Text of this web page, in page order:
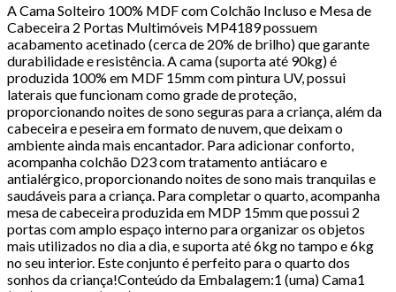
A Cama Solteiro 100% MDF com Colchão Incluso e Mesa de
Cabeceira 2 Portas Multimóveis MP4189 possuem
acabamento acetinado (cerca de 20% de brilho) que garante
durabilidade e resistência. A cama (suporta até 90kg) é
produzida 100% em MDF 15mm com pintura UV, possui
laterais que funcionam como grade de proteção,
proporcionando noites de sono seguras para a criança, além da
cabeceira e peseira em formato de nuvem, que deixam o
ambiente ainda mais encantador. Para adicionar conforto,
acompanha colchão D23 com tratamento antiácaro e
antialérgico, proporcionando noites de sono mais tranquilas e
saudáveis para a criança. Para completar o quarto, acompanha
mesa de cabeceira produzida em MDP 15mm que possui 2
portas com amplo espaço interno para organizar os objetos
mais utilizados no dia a dia, e suporta até 6kg no tampo e 6kg
no seu interior. Este conjunto é perfeito para o quarto dos
sonhos da criança!Conteúdo da Embalagem:1 (uma) Cama1